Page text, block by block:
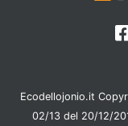
Ecodellojonio.it
02/13 del 20/12/